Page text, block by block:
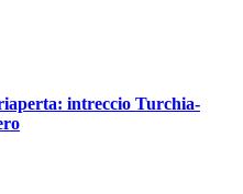
intreccio Turchia-